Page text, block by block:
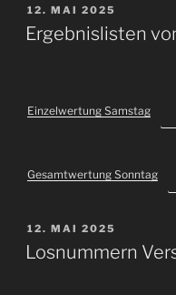
VERÖFFENTLICHT
AM
12. MAI 2025
Ergebnislisten
Einzelwertung Samstag
Gesamtwertung Sonntag
VERÖFFENTLICHT
AM
12. MAI 2025
Losnummern